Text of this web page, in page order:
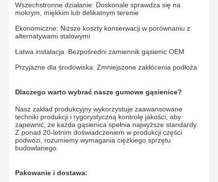
Nakładka gąsienicy
Regulator toru
Zęby wiadrowe
Dozer obcinający
Wszechstronne działanie: Doskonale sprawdza się na
mokrym, miękkim lub delikatnym terenie
Ekonomiczne: Niższe koszty konserwacji w porównaniu z
alternatywami stalowymi
Łatwa instalacja: Bezpośredni zamiennik gąsienic OEM
Przyjazne dla środowiska: Zmniejszone zakłócenia podłoża
Dlaczego warto wybrać nasze gumowe gąsienice?
Nasz zakład produkcyjny wykorzystuje zaawansowane
techniki produkcji i rygorystyczną kontrolę jakości, aby
zapewnić, że każda gąsienica spełnia najwyższe standardy.
Z ponad 20-letnim doświadczeniem w produkcji części
podwozi, rozumiemy wymagania ciężkiego sprzętu
budowlanego.
Pakowanie i dostawa: